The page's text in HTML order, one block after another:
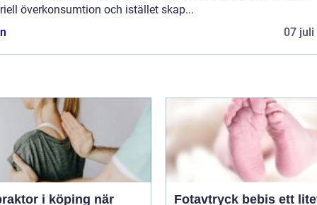
överkonsumtion och istället skap...
07 juli
i köping när Fotavtryck bebis ett litet